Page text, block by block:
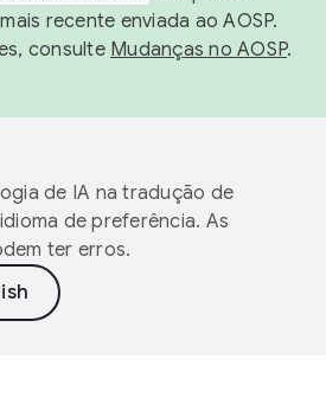
recente enviada ao AOSP.
consulte Mudanças no AOSP.
de IA na tradução de
de preferência. As
ter erros.